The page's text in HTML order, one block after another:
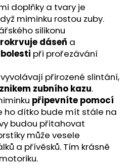
doplňky a tvary je
miminku rostou zuby.
silikonu
dáseň a
při prořezávání
přirozené slintání,
zubního kazu.
připevníte pomocí
ho dítko bude mít stále na
budou přitahovat
může vesele
a přívěsků. Tím krásně